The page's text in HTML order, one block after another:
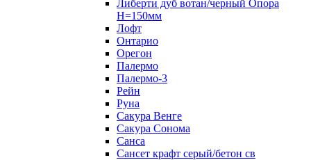
Либерти дуб вотан/черный Опора
Н=150мм
Лофт
Онтарио
Орегон
Палермо
Палермо-3
Рейн
Руна
Сакура Венге
Сакура Сонома
Санса
Сансет крафт серый/бетон св